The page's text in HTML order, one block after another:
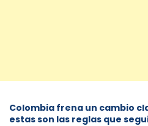
Colombia frena un cambio
estas son las reglas que